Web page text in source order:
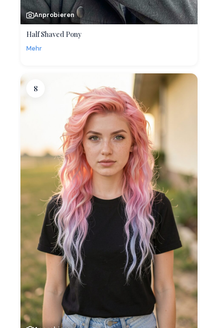
Anprobieren
Half Shaved Pony
Mehr
8